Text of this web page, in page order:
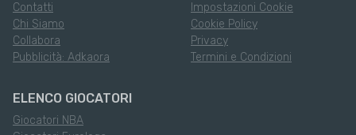
Contatti
Chi Siamo
Collabora
Pubblicità: Adkaora
Impostazioni Cookie
Cookie Policy
Privacy
Termini e Condizioni
ELENCO GIOCATORI
Giocatori NBA